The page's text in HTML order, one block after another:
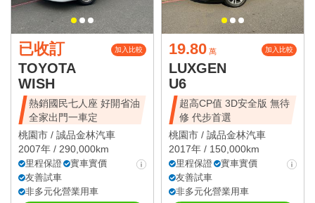
已收訂 加入比較
TOYOTA
WISH
熱銷國民七人座 好開省油
全家出門一車定
桃園市 / 誠品金林汽車
2007年 / 290,000km
里程保證
實車實價
友善試車
非多元化營業用車
19.80 萬 加入比較
LUXGEN
U6
超高CP值 3D安全版 無待
修 代步首選
桃園市 / 誠品金林汽車
2017年 / 150,000km
里程保證
實車實價
友善試車
非多元化營業用車